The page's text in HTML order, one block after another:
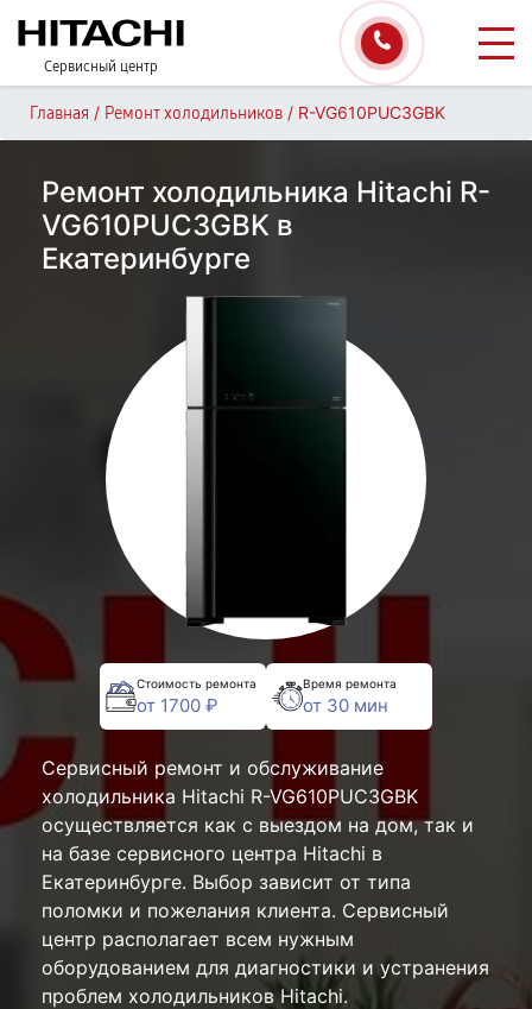
Сервисный центр
Главная / Ремонт холодильников / R-VG610PUC3GBK
Ремонт холодильника Hitachi R-
VG610PUC3GBK в
Екатеринбурге
Стоимость ремонта
от 1700 ₽
Время ремонта
от 30 мин
Сервисный ремонт и обслуживание
холодильника Hitachi R-VG610PUC3GBK
осуществляется как с выездом на дом, так и
на базе сервисного центра Hitachi в
Екатеринбурге. Выбор зависит от типа
поломки и пожелания клиента. Сервисный
центр располагает всем нужным
оборудованием для диагностики и устранения
проблем холодильников Hitachi.